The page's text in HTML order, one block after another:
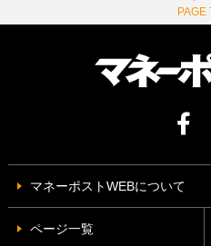
PAGE
マネーポストWEBについて
ページ一覧